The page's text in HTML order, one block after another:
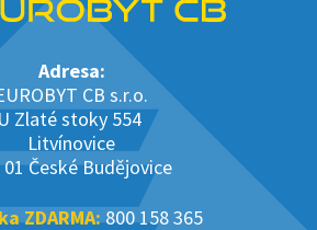
Adresa:
CB s.r.o.
U Zlaté stoky 554
Litvínovice
01 České Budějovice
ZDARMA:800 158 365